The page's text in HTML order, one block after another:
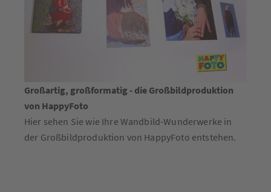
Großartig, großformatig - die Großbildproduktion
von HappyFoto
Hier sehen Sie wie Ihre Wandbild-Wunderwerke in
der Großbildproduktion von HappyFoto entstehen.